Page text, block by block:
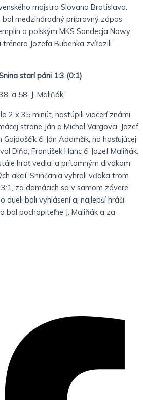
majstra Slovana Bratislava.
medzinárodný prípravný zápas
a poľským MKS Sandecja Nowy
Jozefa Bubenka zvíťazili
starí páni 1:3 (0:1)
a 58. J. Maliňák
2 x 35 minút, nastúpili viacerí známi
strane Ján a Michal Vargovci, Jozef
Gajdoščík či Ján Adamčík, na hosťujúcej
Diňa, František Hanc či Jozef Maliňák.
hrať vedia, a prítomným divákom
akcií. Sninčania vyhrali vďaka trom
za domácich sa v samom závere
dueli boli vyhlásení aj najlepší hráči
bol pochopiteľne J. Maliňák a za